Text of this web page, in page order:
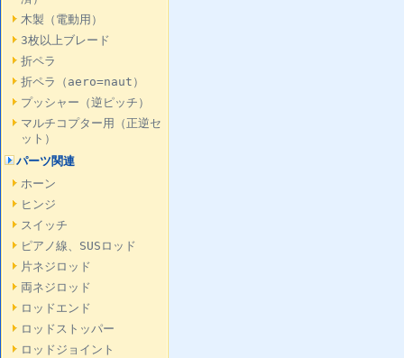
木製（電動用）
3枚以上ブレード
折ペラ
折ペラ（aero=naut）
プッシャー（逆ピッチ）
マルチコプター用（正逆セ
ット）
パーツ関連
ホーン
ヒンジ
スイッチ
ピアノ線、SUSロッド
片ネジロッド
両ネジロッド
ロッドエンド
ロッドストッパー
ロッドジョイント